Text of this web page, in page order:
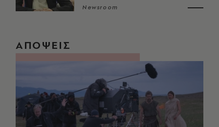
Newsroom
ΑΠΟΨΕΙΣ